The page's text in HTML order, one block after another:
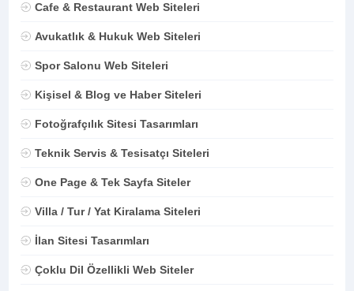
Cafe & Restaurant Web Siteleri
Avukatlık & Hukuk Web Siteleri
Spor Salonu Web Siteleri
Kişisel & Blog ve Haber Siteleri
Fotoğrafçılık Sitesi Tasarımları
Teknik Servis & Tesisatçı Siteleri
One Page & Tek Sayfa Siteler
Villa / Tur / Yat Kiralama Siteleri
İlan Sitesi Tasarımları
Çoklu Dil Özellikli Web Siteler